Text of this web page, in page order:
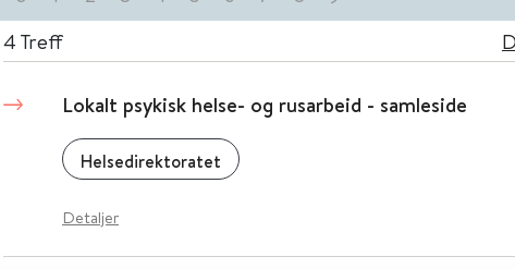
4 Treff
Lokalt psykisk helse- og rusarbeid - samleside
Helsedirektoratet
Detaljer